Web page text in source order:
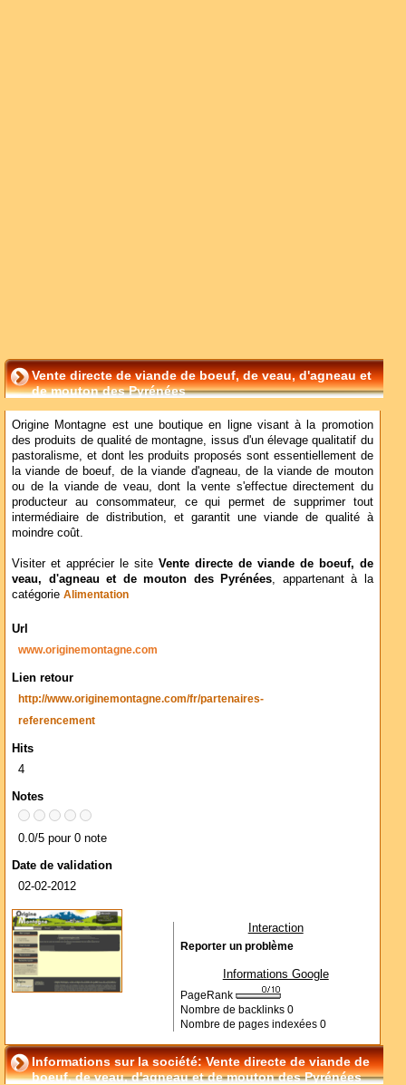
Vente directe de viande de boeuf, de veau, d'agneau et
de mouton des Pyrénées
Origine Montagne est une boutique en ligne visant à la promotion
des produits de qualité de montagne, issus d'un élevage qualitatif du
pastoralisme, et dont les produits proposés sont essentiellement de
la viande de boeuf, de la viande d'agneau, de la viande de mouton
ou de la viande de veau, dont la vente s'effectue directement du
producteur au consommateur, ce qui permet de supprimer tout
intermédiaire de distribution, et garantit une viande de qualité à
moindre coût.
Visiter et apprécier le site Vente directe de viande de boeuf, de
veau, d'agneau et de mouton des Pyrénées, appartenant à la
catégorie Alimentation
Url
www.originemontagne.com
Lien retour
http://www.originemontagne.com/fr/partenaires-
referencement
Hits
4
Notes
0.0/5 pour 0 note
Date de validation
02-02-2012
Interaction
Reporter un problème
Informations Google
PageRank
Nombre de backlinks 0
Nombre de pages indexées 0
Informations sur la société: Vente directe de viande de
boeuf, de veau, d'agneau et de mouton des Pyrénées